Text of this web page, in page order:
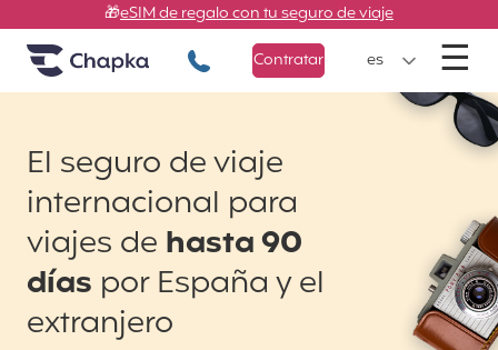
Ir directamente al contenido
Chapka Seguros de viaje
🎁eSIM de regalo con tu seguro de viaje
+34 900 805 947
Contratar es ☰
El seguro de viaje
internacional para
viajes de hasta 90
días por España y el
extranjero